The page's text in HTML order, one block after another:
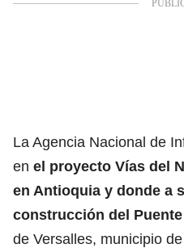
La Agencia Nacional de
en el proyecto Vías del
en Antioquia y donde a
construcción del
de Versalles, municipio